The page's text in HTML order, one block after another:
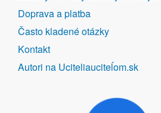
Doprava a platba
Často kladené otázky
Kontakt
Autori na Uciteliauciteĺom.sk